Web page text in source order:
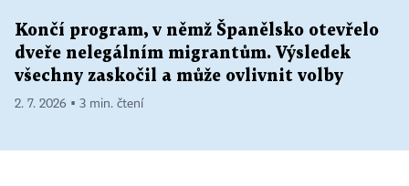
Končí program, v němž Španělsko otevřelo
dveře nelegálním migrantům. Výsledek
všechny zaskočil a může ovlivnit volby
2. 7. 2026 ▪ 3 min. čtení